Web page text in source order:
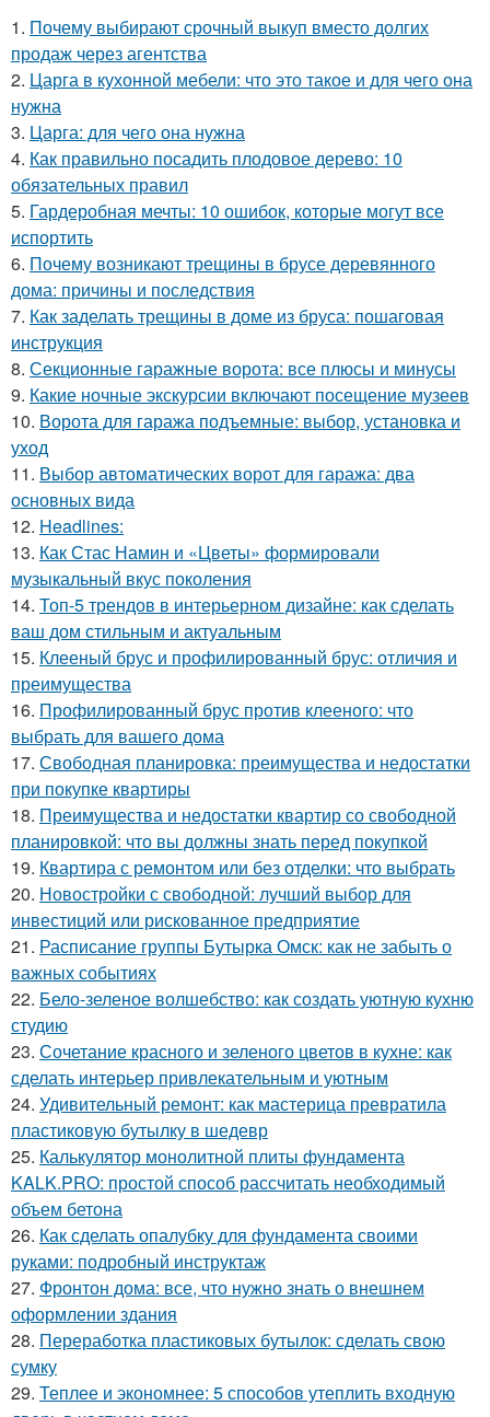
1. Почему выбирают срочный выкуп вместо долгих
продаж через агентства
2. Царга в кухонной мебели: что это такое и для чего она
нужна
3. Царга: для чего она нужна
4. Как правильно посадить плодовое дерево: 10
обязательных правил
5. Гардеробная мечты: 10 ошибок, которые могут все
испортить
6. Почему возникают трещины в брусе деревянного
дома: причины и последствия
7. Как заделать трещины в доме из бруса: пошаговая
инструкция
8. Секционные гаражные ворота: все плюсы и минусы
9. Какие ночные экскурсии включают посещение музеев
10. Ворота для гаража подъемные: выбор, установка и
уход
11. Выбор автоматических ворот для гаража: два
основных вида
12. Headlines:
13. Как Стас Намин и «Цветы» формировали
музыкальный вкус поколения
14. Топ-5 трендов в интерьерном дизайне: как сделать
ваш дом стильным и актуальным
15. Клееный брус и профилированный брус: отличия и
преимущества
16. Профилированный брус против клееного: что
выбрать для вашего дома
17. Свободная планировка: преимущества и недостатки
при покупке квартиры
18. Преимущества и недостатки квартир со свободной
планировкой: что вы должны знать перед покупкой
19. Квартира с ремонтом или без отделки: что выбрать
20. Новостройки с свободной: лучший выбор для
инвестиций или рискованное предприятие
21. Расписание группы Бутырка Омск: как не забыть о
важных событиях
22. Бело-зеленое волшебство: как создать уютную кухню
студию
23. Сочетание красного и зеленого цветов в кухне: как
сделать интерьер привлекательным и уютным
24. Удивительный ремонт: как мастерица превратила
пластиковую бутылку в шедевр
25. Калькулятор монолитной плиты фундамента
KALK.PRO: простой способ рассчитать необходимый
объем бетона
26. Как сделать опалубку для фундамента своими
руками: подробный инструктаж
27. Фронтон дома: все, что нужно знать о внешнем
оформлении здания
28. Переработка пластиковых бутылок: сделать свою
сумку
29. Теплее и экономнее: 5 способов утеплить входную